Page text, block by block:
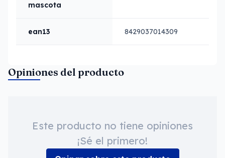
mascota
ean13 8429037014309
Opiniones del producto
Este producto no tiene opiniones
¡Sé el primero!